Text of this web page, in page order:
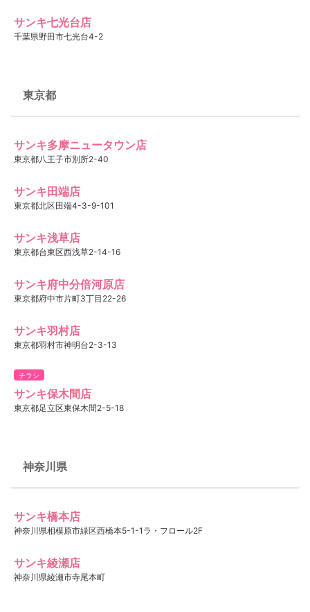
サンキ七光台店
千葉県野田市七光台4-2
東京都
サンキ多摩ニュータウン店
東京都八王子市別所2-40
サンキ田端店
東京都北区田端4-3-9-101
サンキ浅草店
東京都台東区西浅草2-14-16
サンキ府中分倍河原店
東京都府中市片町3丁目22-26
サンキ羽村店
東京都羽村市神明台2-3-13
チラシ
サンキ保木間店
東京都足立区東保木間2-5-18
神奈川県
サンキ橋本店
神奈川県相模原市緑区西橋本5-1-1ラ・フロール2F
サンキ綾瀬店
神奈川県綾瀬市寺尾本町